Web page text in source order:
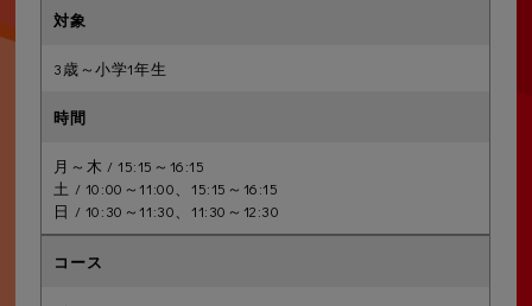
3歳～小学1年生
月～木 / 15:15～16:15
土 / 10:00～11:00、15:15～16:15
日 / 10:30～11:30、11:30～12:30